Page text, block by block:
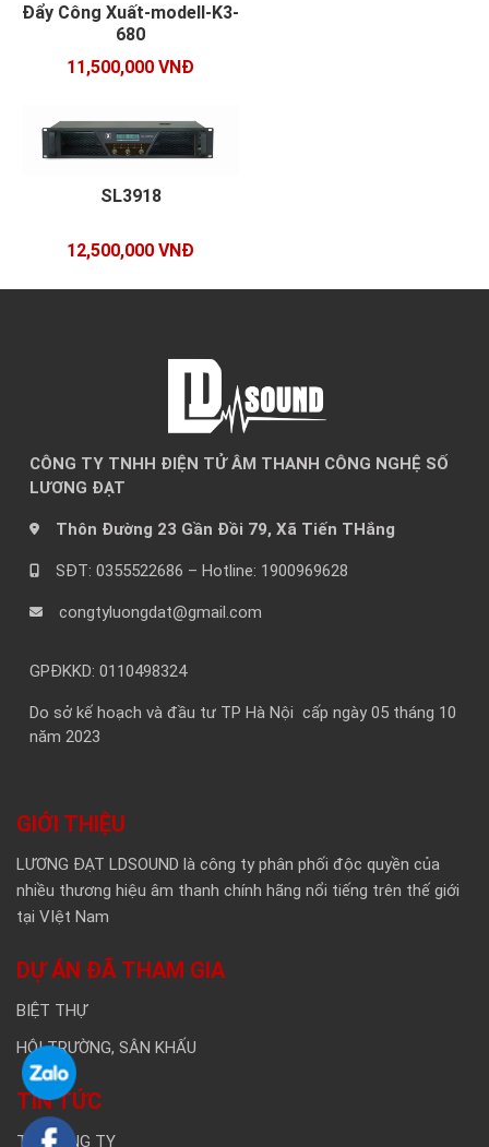
Đẩy Công Xuất-modell-K3-
680
11,500,000 VNĐ
SL3918
12,500,000 VNĐ
CÔNG TY TNHH ĐIỆN TỬ ÂM THANH CÔNG NGHỆ SỐ
LƯƠNG ĐẠT
Thôn Đường 23 Gần Đồi 79, Xã Tiến THắng
SĐT: 0355522686 – Hotline: 1900969628
congtyluongdat@gmail.com
GPĐKKD: 0110498324
Do sở kế hoạch và đầu tư TP Hà Nội cấp ngày 05 tháng 10
năm 2023
GIỚI THIỆU
LƯƠNG ĐẠT LDSOUND là công ty phân phối độc quyền của
nhiều thương hiệu âm thanh chính hãng nổi tiếng trên thế giới
tại VIệt Nam
DỰ ÁN ĐÃ THAM GIA
BIỆT THỰ
HỘI TRƯỜNG, SÂN KHẤU
TIN TỨC
TIN CÔNG TY